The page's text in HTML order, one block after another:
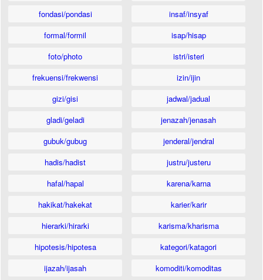
fondasi/pondasi
formal/formil
foto/photo
frekuensi/frekwensi
gizi/gisi
gladi/geladi
gubuk/gubug
hadis/hadist
hafal/hapal
hakikat/hakekat
hierarki/hirarki
hipotesis/hipotesa
ijazah/ijasah
insaf/insyaf
isap/hisap
istri/isteri
izin/ijin
jadwal/jadual
jenazah/jenasah
jenderal/jendral
justru/justeru
karena/karna
karier/karir
karisma/kharisma
kategori/katagori
komoditi/komoditas